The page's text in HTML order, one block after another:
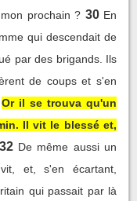
prochain ? 30 En
qui descendait de
par des brigands. Ils
de coups et s'en
Or il se trouva qu'un
Il vit le blessé et,
32 De même aussi un
et, s'en écartant,
qui passait par là